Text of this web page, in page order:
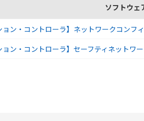
資料一覧
ソフトウェ
ョン・コントローラ】ネットワークコン
ョン・コントローラ】セーフティネット